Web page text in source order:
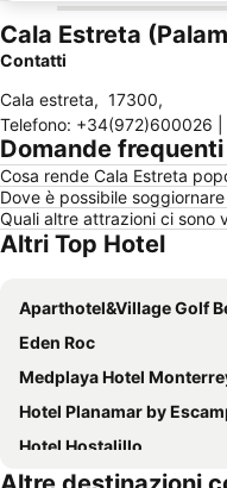
Cala Estreta
Contatti
Cala estreta, 17300,
Telefono: +34(972)600026
Domande
Cosa rende Cala Estreta
Dove è possibile
Quali altre attrazioni ci sono
Altri Top Hotel
Aparthotel&Village Golf
Eden Roc
Medplaya Hotel
Hotel Planamar by Escampa
Hotel Hostalillo
Ilunion Caleta Park